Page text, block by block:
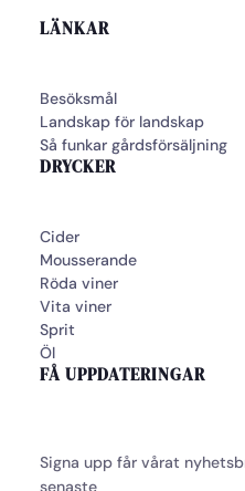
LÄNKAR
Besöksmål
Landskap för landskap
Så funkar gårdsförsäljning
DRYCKER
Cider
Mousserande
Röda viner
Vita viner
Sprit
Öl
FÅ UPPDATERINGAR
Signa upp får vårat
senaste